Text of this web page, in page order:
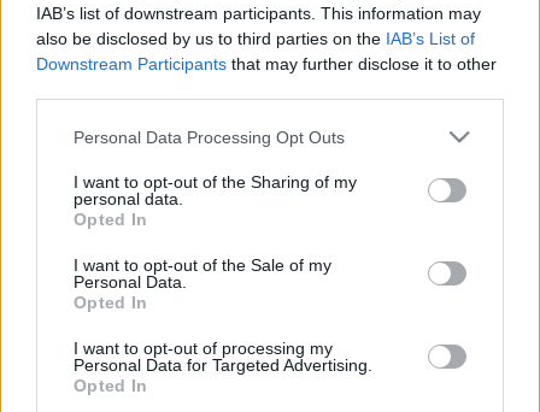
IAB’s list of downstream participants. This information may
also be disclosed by us to third parties on the IAB’s List of
Downstream Participants that may further disclose it to other
Please note that this website/app uses one or more Google
not limited to your visit or usage behaviour. You may click to
grant or deny consent to Google and its third-party tags to
use your data for below specified purposes in below Google
consent section.
Personal Data Processing Opt Outs
I want to opt-out of the Sharing of my
personal data.
Opted In
I want to opt-out of the Sale of my
Personal Data.
Opted In
I want to opt-out of processing my
Personal Data for Targeted Advertising.
Opted In
helyet kap.
megtermékenyítő természetességére helyezzük” –
mondta Mihályi Gábor, a Magyar Állami Népi Együttes
vezetője, a darab rendező-koreográfusa.
Szlovéniában lép fel az együttes, szeptemberben pedig
országos turnéra indul, amennyiben azt a járványügyi